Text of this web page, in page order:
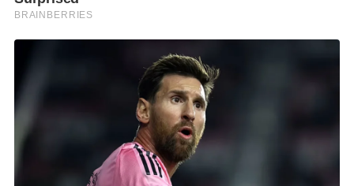
โครงการนนทรี (14.3 กม.)
ใต้ดิน เพื่อรองรับการเป็นมหานครแห่งอาเซียน ใน
โครงการรอบพระตําหนักจิตรลดารโหฐาน (7.1 กม.)
2. แผนงาน/โครงการที่อยู่ระหว่างดําเนินการ 174.1
กิโลเมตร ดังนี้
2.1 แผนงานเปลี่ยนระบบสายไฟฟ้าอากาศเป็นสายไฟฟ้า